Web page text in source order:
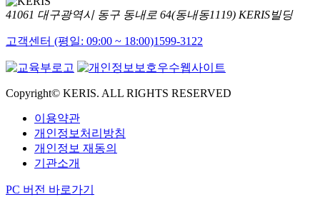
41061 대구광역시 동구 동내로 64(동내동1119) KERIS빌딩
고객센터 (평일: 09:00 ~ 18:00)1599-3122
Copyright© KERIS. ALL RIGHTS RESERVED
이용약관
개인정보처리방침
개인정보 재동의
기관소개
PC 버전 바로가기